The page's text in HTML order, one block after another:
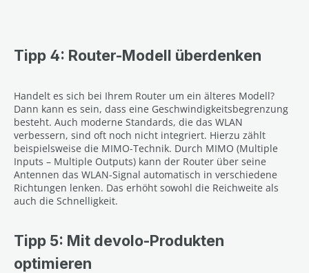
Tipp 4: Router-Modell überdenken
Handelt es sich bei Ihrem Router um ein älteres Modell?
Dann kann es sein, dass eine Geschwindigkeitsbegrenzung
besteht. Auch moderne Standards, die das WLAN
verbessern, sind oft noch nicht integriert. Hierzu zählt
beispielsweise die MIMO-Technik. Durch MIMO (Multiple
Inputs – Multiple Outputs) kann der Router über seine
Antennen das WLAN-Signal automatisch in verschiedene
Richtungen lenken. Das erhöht sowohl die Reichweite als
auch die Schnelligkeit.
Tipp 5: Mit devolo-Produkten
optimieren